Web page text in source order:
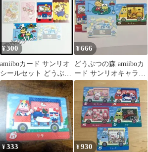
¥300
amiiboカード サンリオ
シールセット どうぶつ
の森 アミーボ ステッカ
ー
¥666
どうぶつの森 amiiboカ
ード サンリオキャラク
ターズコラボ
¥333 ¥930